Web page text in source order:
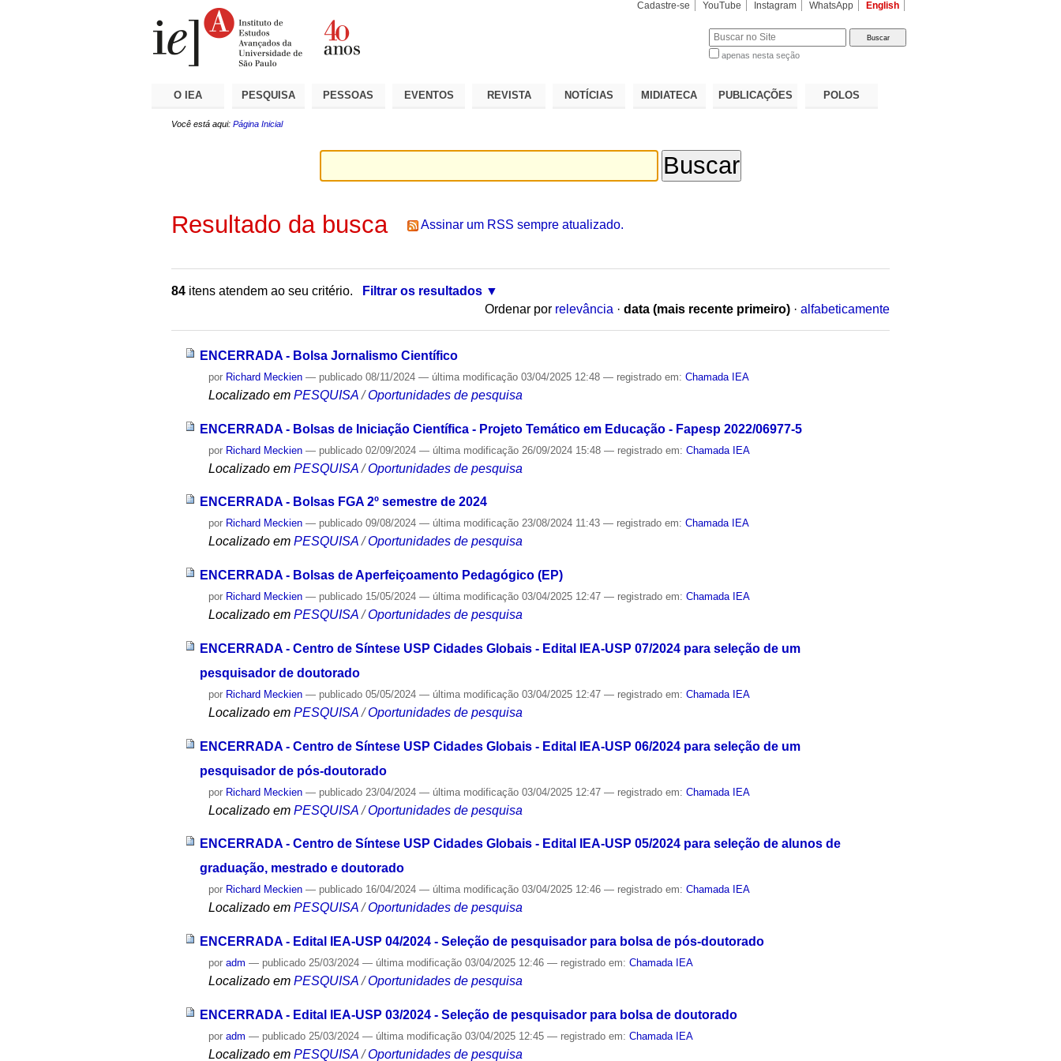
Cadastre-se YouTube Instagram WhatsApp English
apenas nesta seção
O IEA PESQUISA PESSOAS EVENTOS REVISTA NOTÍCIAS MIDIATECA PUBLICAÇÕES POLOS
Você está aqui: Página Inicial
Resultado da busca Assinar um RSS sempre atualizado.
84 itens atendem ao seu critério.
Filtrar os resultados
Ordenar por relevância · data (mais recente primeiro) · alfabeticamente
ENCERRADA - Bolsa Jornalismo Científico
por Richard Meckien — publicado 08/11/2024— última modificação 03/04/2025 12:48— registrado em:Chamada IEA
Localizado em PESQUISA /Oportunidades de pesquisa
ENCERRADA - Bolsas de Iniciação Científica - Projeto Temático em Educação - Fapesp 2022/06977-5
por Richard Meckien — publicado 02/09/2024— última modificação 26/09/2024 15:48— registrado em:Chamada IEA
Localizado em PESQUISA /Oportunidades de pesquisa
ENCERRADA - Bolsas FGA 2º semestre de 2024
por Richard Meckien — publicado 09/08/2024— última modificação 23/08/2024 11:43— registrado em:Chamada IEA
Localizado em PESQUISA /Oportunidades de pesquisa
ENCERRADA - Bolsas de Aperfeiçoamento Pedagógico (EP)
por Richard Meckien — publicado 15/05/2024— última modificação 03/04/2025 12:47— registrado em:Chamada IEA
Localizado em PESQUISA /Oportunidades de pesquisa
ENCERRADA - Centro de Síntese USP Cidades Globais - Edital IEA-USP 07/2024 para seleção de um
pesquisador de doutorado
por Richard Meckien — publicado 05/05/2024— última modificação 03/04/2025 12:47— registrado em:Chamada IEA
Localizado em PESQUISA /Oportunidades de pesquisa
ENCERRADA - Centro de Síntese USP Cidades Globais - Edital IEA-USP 06/2024 para seleção de um
pesquisador de pós-doutorado
por Richard Meckien — publicado 23/04/2024— última modificação 03/04/2025 12:47— registrado em:Chamada IEA
Localizado em PESQUISA /Oportunidades de pesquisa
ENCERRADA - Centro de Síntese USP Cidades Globais - Edital IEA-USP 05/2024 para seleção de alunos de
graduação, mestrado e doutorado
por Richard Meckien — publicado 16/04/2024— última modificação 03/04/2025 12:46— registrado em:Chamada IEA
Localizado em PESQUISA /Oportunidades de pesquisa
ENCERRADA - Edital IEA-USP 04/2024 - Seleção de pesquisador para bolsa de pós-doutorado
poradm — publicado 25/03/2024— última modificação 03/04/2025 12:46— registrado em:Chamada IEA
Localizado em PESQUISA /Oportunidades de pesquisa
ENCERRADA - Edital IEA-USP 03/2024 - Seleção de pesquisador para bolsa de doutorado
poradm — publicado 25/03/2024— última modificação 03/04/2025 12:45— registrado em:Chamada IEA
Localizado em PESQUISA /Oportunidades de pesquisa